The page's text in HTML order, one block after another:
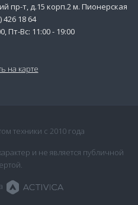
пр-т, д.15 корп.2 м. Пионерская
426 18 64
Пт-Вс: 11:00 - 19:00
на карте
техники с 2010 года
и не является публичной